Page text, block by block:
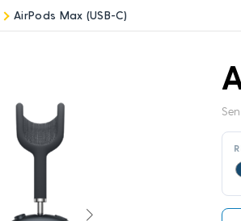
AirPods Max (USB-C)